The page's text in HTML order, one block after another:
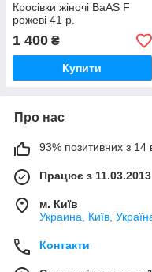
Кросівки жіночі BaAS F
рожеві 41 р.
1 400 ₴
Купити
Про нас
93% позитивних з 14
Працює з 11.03.2013
м. Київ
Украина, Київ,
Контакти